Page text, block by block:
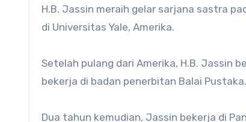
H.B. Jassin meraih gelar sarjana sastra
di Universitas Yale, Amerika.
Setelah pulang dari Amerika, H.B. Jassin
bekerja di badan penerbitan Balai Pustaka.
Dua tahun kemudian, Jassin bekerja di